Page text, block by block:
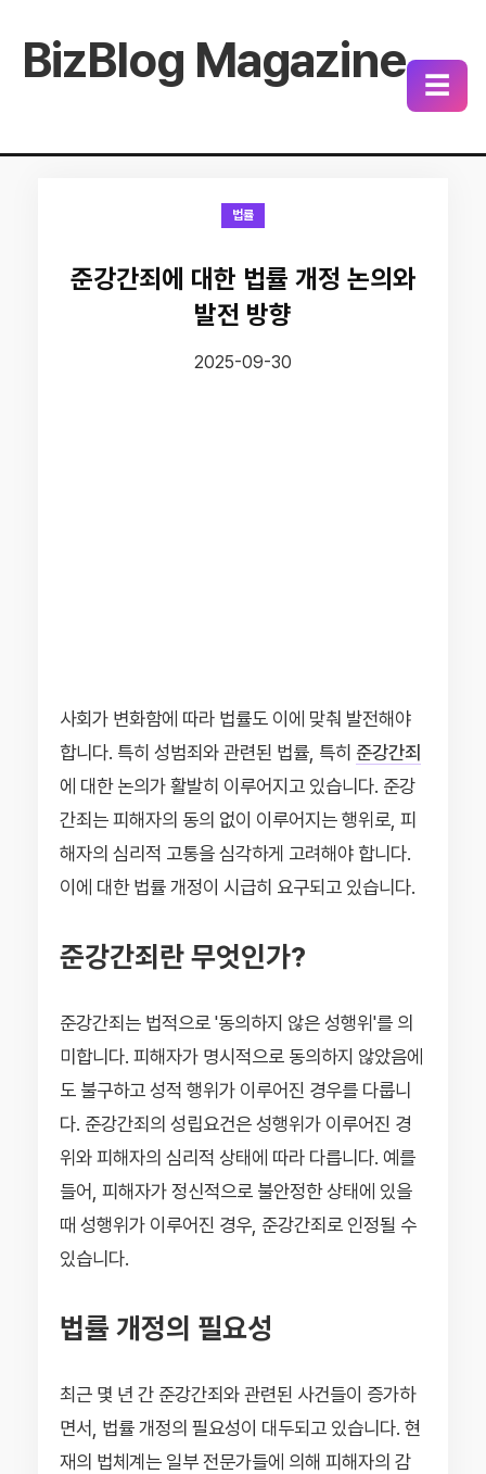
BizBlog Magazine ☰
법률
준강간죄에 대한 법률 개정 논의와
발전 방향
2025-09-30
사회가 변화함에 따라 법률도 이에 맞춰 발전해야
합니다. 특히 성범죄와 관련된 법률, 특히 준강간죄
에 대한 논의가 활발히 이루어지고 있습니다. 준강
간죄는 피해자의 동의 없이 이루어지는 행위로, 피
해자의 심리적 고통을 심각하게 고려해야 합니다.
이에 대한 법률 개정이 시급히 요구되고 있습니다.
준강간죄란 무엇인가?
준강간죄는 법적으로 '동의하지 않은 성행위'를 의
미합니다. 피해자가 명시적으로 동의하지 않았음에
도 불구하고 성적 행위가 이루어진 경우를 다룹니
다. 준강간죄의 성립요건은 성행위가 이루어진 경
위와 피해자의 심리적 상태에 따라 다릅니다. 예를
들어, 피해자가 정신적으로 불안정한 상태에 있을
때 성행위가 이루어진 경우, 준강간죄로 인정될 수
있습니다.
법률 개정의 필요성
최근 몇 년 간 준강간죄와 관련된 사건들이 증가하
면서, 법률 개정의 필요성이 대두되고 있습니다. 현
재의 법체계는 일부 전문가들에 의해 피해자의 감